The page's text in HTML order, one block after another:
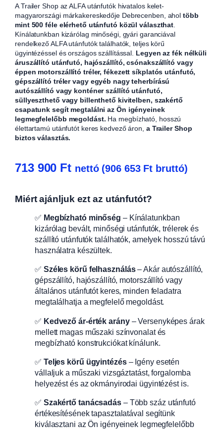
A Trailer Shop az ALFA utánfutók hivatalos kelet-
magyarországi márkakereskedője Debrecenben, aholtöbb
mint 500 féle elérhető utánfutó közül választhat.
Kínálatunkban kizárólag minőségi, gyári garanciával
rendelkező ALFA utánfutók találhatók, teljes körű
ügyintézéssel és országos szállítással. Legyen az fék nélküli
áruszállító utánfutó, hajószállító, csónakszállító vagy
éppen motorszállító tréler, fékezett síkplatós utánfutó,
gépszállító tréler vagy egyéb nagy teherbírású
autószállító vagy konténer szállító utánfutó,
süllyeszthető vagy billenthető kivitelben, szakértő
csapatunk segít megtalálni az Ön igényeinek
legmegfelelőbb megoldást. Ha megbízható, hosszú
élettartamú utánfutót keres kedvező áron, a Trailer Shop
biztos választás.
713 900 Ft nettó (906 653 Ft bruttó)
Miért ajánljuk ezt az utánfutót?
✅ Megbízható minőség – Kínálatunkban
kizárólag bevált, minőségi utánfutók, trélerek és
szállító utánfutók találhatók, amelyek hosszú távú
használatra készültek.
✅ Széles körű felhasználás– Akár autószállító,
gépszállító, hajószállító, motorszállító vagy
általános utánfutót keres, minden feladatra
megtalálhatja a megfelelő megoldást.
✅ Kedvező ár-érték arány– Versenyképes árak
mellett magas műszaki színvonalat és
megbízható konstrukciókat kínálunk.
✅ Teljes körű ügyintézés– Igény esetén
vállaljuk a műszaki vizsgáztatást, forgalomba
helyezést és az okmányirodai ügyintézést is.
✅ Szakértő tanácsadás– Több száz utánfutó
értékesítésének tapasztalatával segítünk
kiválasztani az Ön igényeinek legmegfelelőbb